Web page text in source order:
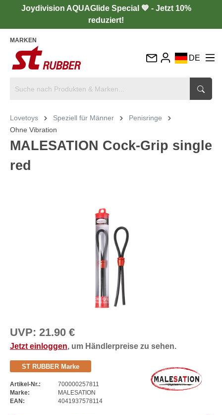
Joydivision AQUAGlide Special 💙 - Jetzt 10%
reduziert!
MARKEN
DE
IT
Lovetoys Speziell für Männer
Penisringe
Ohne Vibration
MALESATION Cock-Grip single
red
UVP: 21.90 €
Jetzt einloggen, um Händlerpreise zu sehen.
ST RUBBER Marke
Artikel-Nr.:
700000257811
Marke:
MALESATION
EAN:
4041937578114